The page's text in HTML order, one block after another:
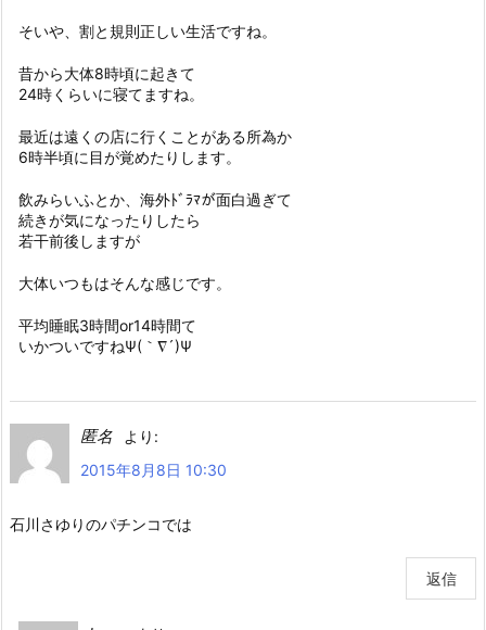
そいや、割と規則正しい生活ですね。
昔から大体8時頃に起きて
24時くらいに寝てますね。
最近は遠くの店に行くことがある所為か
6時半頃に目が覚めたりします。
飲みらいふとか、海外ﾄﾞﾗﾏが面白過ぎて
続きが気になったりしたら
若干前後しますが
大体いつもはそんな感じです。
平均睡眠3時間or14時間て
いかついですねΨ(｀∇´)Ψ
匿名
より:
2015年8月8日 10:30
石川さゆりのパチンコでは
返信